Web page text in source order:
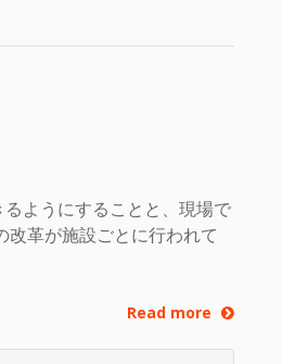
ようにすることと、現場で
革が施設ごとに行われて
Read more